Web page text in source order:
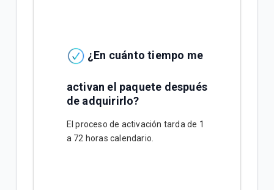
¿En cuánto tiempo me
activan el paquete después
de adquirirlo?
El proceso de activación tarda de 1
a 72 horas calendario.